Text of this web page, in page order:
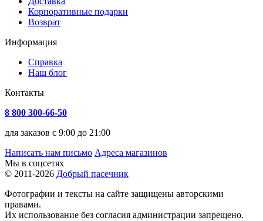
Корпоративные подарки
Возврат
Информация
Справка
Наш блог
Контакты
8 800 300-66-50
для заказов с 9:00 до 21:00
Написать нам письмо Адреса магазинов
Мы в соцсетях
© 2011-2026 Добрый пасечник
Фотографии и тексты на сайте защищены авторскими
правами.
Их использование без согласия администрации запрещено.